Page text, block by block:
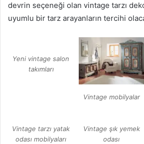
devrin seçeneği olan vintage tarzı
uyumlu bir tarz arayanların tercihi
Yeni vintage salon
takımları
Vintage mobilyalar
Vintage tarzı yatak
odası mobilyaları
Vintage şık yemek
odası